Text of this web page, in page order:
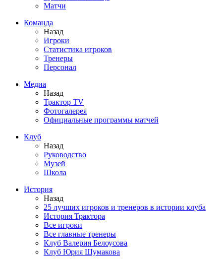
Матчи
Команда
Назад
Игроки
Статистика игроков
Тренеры
Персонал
Медиа
Назад
Трактор TV
Фотогалерея
Официальные программы матчей
Клуб
Назад
Руководство
Музей
Школа
История
Назад
25 лучших игроков и тренеров в истории клуба
История Трактора
Все игроки
Все главные тренеры
Клуб Валерия Белоусова
Клуб Юрия Шумакова